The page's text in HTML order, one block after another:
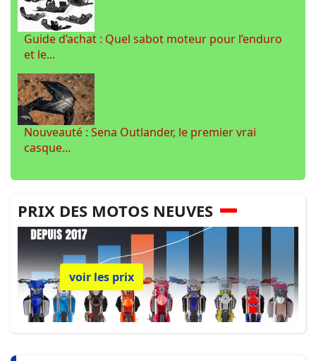
Guide d’achat : Quel sabot moteur pour l’enduro
et le...
Nouveauté : Sena Outlander, le premier vrai
casque...
PRIX DES MOTOS NEUVES
voir les prix